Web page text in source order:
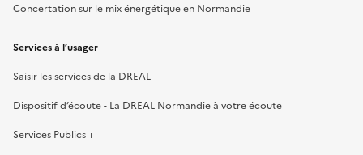
Concertation sur le mix énergétique en Normandie
Services à l’usager
Saisir les services de la DREAL
Dispositif d’écoute - La DREAL Normandie à votre écoute
Services Publics +